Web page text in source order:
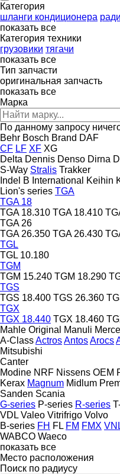
Категория
шланги кондиционера
показать все
Категория техники
грузовики тягачи
показать все
Тип запчасти
оригинальная запчасть
показать все
Марка
По данному запросу
Behr Bosch Brand DAF
CF LF XF XG
Delta Dennis Denso Dirna
S-Way Stralis Trakker
Indel B International Keihin
Lion's series TGA
TGA 18
TGA 18.310 TGA 18.410
TGA 26
TGA 26.350 TGA 26.430
TGL
TGL 10.180
TGM
TGM 15.240 TGM 18.290
TGS
TGS 18.400 TGS 26.360
TGX
TGX 18.440 TGX 18.460
Mahle Original
Manuli
A-ClassActrosAntosArocs
Mitsubishi
Canter
Modine NRF Nissens OEM
Kerax Magnum Midlum
Sanden Scania
G-series P-series R-series
VDL Valeo Vitrifrigo Volvo
B-series FH FL FM FMX
WABCO Waeco
показать все
Место расположения
Поиск по радиусу